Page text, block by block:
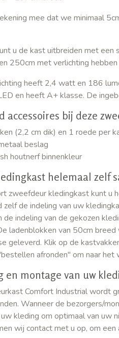
mee dat we minimaal
u de kast uitbreiden met een
250cm met verlichting
heeft 2,4 watt en 186
en heeft A+ klasse. De
accessoires bij deze
(2,2 cm dik) en 1 roede per
beslag
houtnerf binnenkleur
helemaal zelf
zweefdeur kledingkast kunt u
zelf de indeling van uw
de indeling van de gekozen
ladenblokken van 50cm
geleverd. Klik op de
afronden" om naar
en montage van uw
Comfort Industrial wordt
Wanneer de bezorgers/
kleding om optimaal van uw
wij contact met u op, om